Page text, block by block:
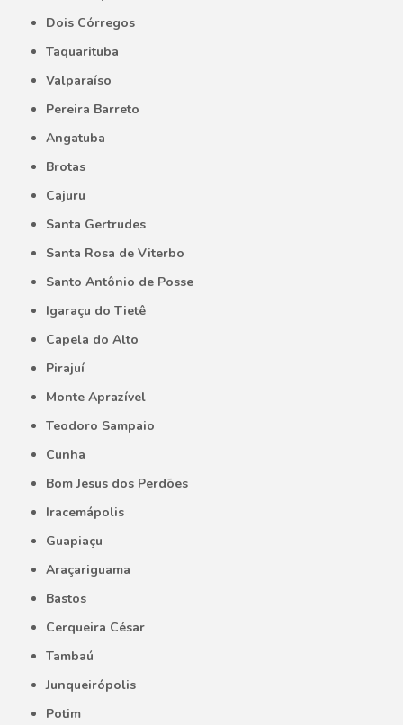
Dois Córregos
Taquarituba
Valparaíso
Pereira Barreto
Angatuba
Brotas
Cajuru
Santa Gertrudes
Santa Rosa de Viterbo
Santo Antônio de Posse
Igaraçu do Tietê
Capela do Alto
Pirajuí
Monte Aprazível
Teodoro Sampaio
Cunha
Bom Jesus dos Perdões
Iracemápolis
Guapiaçu
Araçariguama
Bastos
Cerqueira César
Tambaú
Junqueirópolis
Potim